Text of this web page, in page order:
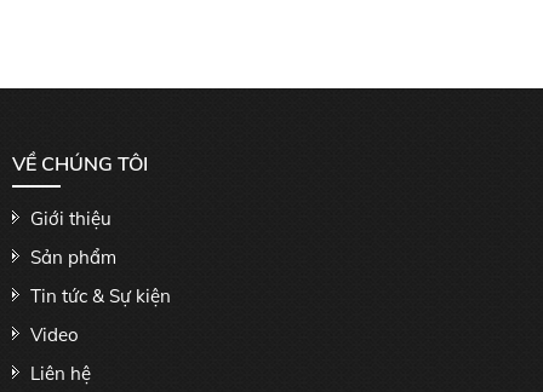
VỀ CHÚNG TÔI
Giới thiệu
Sản phẩm
Tin tức & Sự kiện
Video
Liên hệ